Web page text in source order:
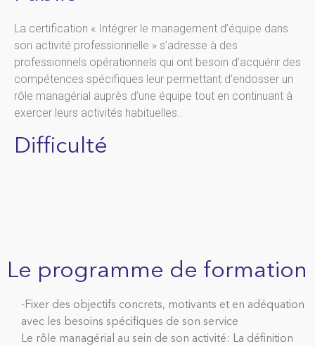
La certification « Intégrer le management d’équipe dans
son activité professionnelle » s’adresse à des
professionnels opérationnels qui ont besoin d’acquérir des
compétences spécifiques leur permettant d’endosser un
rôle managérial auprès d’une équipe tout en continuant à
exercer leurs activités habituelles..
Difficulté
Le programme de formation
-Fixer des objectifs concrets, motivants et en adéquation
avec les besoins spécifiques de son service
Le rôle managérial au sein de son activité: La définition